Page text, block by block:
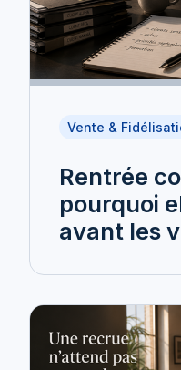
Vente &
Rentrée
pourquoi
avant les